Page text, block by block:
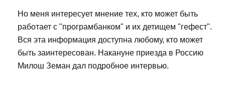
Но меня интересует мнение тех, кто может быть
работает с "програмбанком" и их детищем "гефест".
Вся эта информация доступна любому, кто может
быть заинтересован. Накануне приезда в Россию
Милош Земан дал подробное интервью.